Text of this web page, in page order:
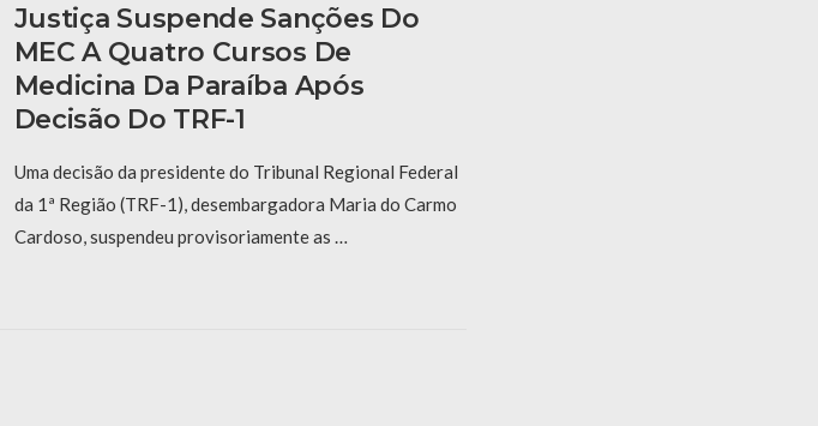
Justiça Suspende Sanções Do
MEC A Quatro Cursos De
Medicina Da Paraíba Após
Decisão Do TRF-1
Uma decisão da presidente do Tribunal Regional Federal
da 1ª Região (TRF-1), desembargadora Maria do Carmo
Cardoso, suspendeu provisoriamente as …